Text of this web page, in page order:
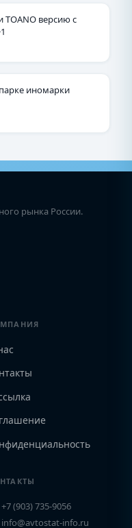
TOANO версию с
иномарки
рынка России.
+7 (903) 735-9056
info@avtostat-info.ru